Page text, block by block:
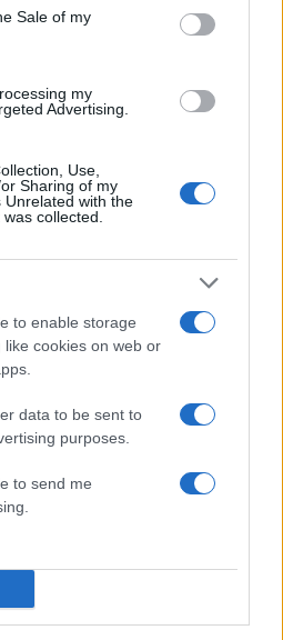
Sale of my
my
Advertising.
Use,
Sharing of my
Unrelated with the
collected.
to enable storage
cookies on web or
data to be sent to
purposes.
to send me
τους αστυνομικούς να
Έλληνας οδηγός από
υπογραφή συμφωνίας
διασύνδεση Ελλάδας –
ψήφος εμπιστοσύνης» η
στην GSI
στον Γιάννη
φτιαγμένος από
μέταλλο μιας άλλης
την Καρυστιανού:
- «Αποχωρώ από μια
το αυτοκίνητό του
ελικοπτέρου
και ακόμη 20